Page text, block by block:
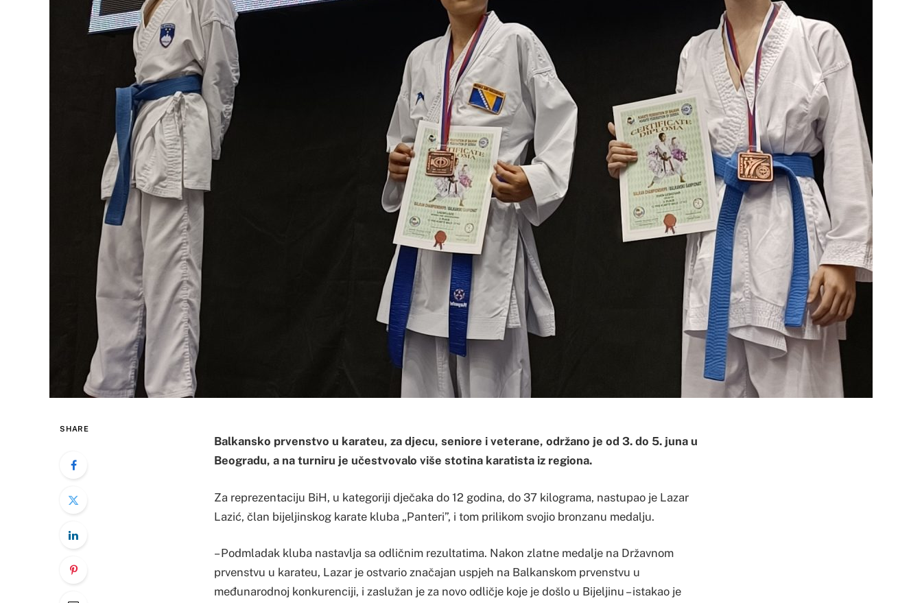
SHARE
Balkansko prvenstvo u karateu, za djecu, seniore i veterane, održano je od 3. do 5. juna u
Beogradu, a na turniru je učestvovalo više stotina karatista iz regiona.
Za reprezentaciju BiH, u kategoriji dječaka do 12 godina, do 37 kilograma, nastupao je Lazar
Lazić, član bijeljinskog karate kluba „Panteri”, i tom prilikom svojio bronzanu medalju.
– Podmladak kluba nastavlja sa odličnim rezultatima. Nakon zlatne medalje na Državnom
prvenstvu u karateu, Lazar je ostvario značajan uspjeh na Balkanskom prvenstvu u
međunarodnoj konkurenciji, i zaslužan je za novo odličje koje je došlo u Bijeljinu – istakao je